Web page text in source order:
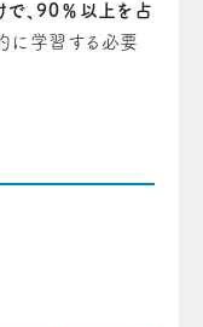
、90％以上を占
に学習する必要